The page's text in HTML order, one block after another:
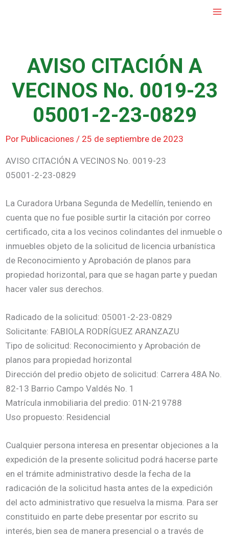
AVISO CITACIÓN A
VECINOS No. 0019-23
05001-2-23-0829
Por Publicaciones / 25 de septiembre de 2023
AVISO CITACIÓN A VECINOS No. 0019-23
05001-2-23-0829
La Curadora Urbana Segunda de Medellín, teniendo en
cuenta que no fue posible surtir la citación por correo
certificado, cita a los vecinos colindantes del inmueble o
inmuebles objeto de la solicitud de licencia urbanística
de Reconocimiento y Aprobación de planos para
propiedad horizontal, para que se hagan parte y puedan
hacer valer sus derechos.
Radicado de la solicitud: 05001-2-23-0829
Solicitante: FABIOLA RODRÍGUEZ ARANZAZU
Tipo de solicitud: Reconocimiento y Aprobación de
planos para propiedad horizontal
Dirección del predio objeto de solicitud: Carrera 48A No.
82-13 Barrio Campo Valdés No. 1
Matrícula inmobiliaria del predio: 01N-219788
Uso propuesto: Residencial
Cualquier persona interesa en presentar objeciones a la
expedición de la presente solicitud podrá hacerse parte
en el trámite administrativo desde la fecha de la
radicación de la solicitud hasta antes de la expedición
del acto administrativo que resuelva la misma. Para ser
constituido en parte debe presentar por escrito su
interés, bien sea de manera presencial o a través de